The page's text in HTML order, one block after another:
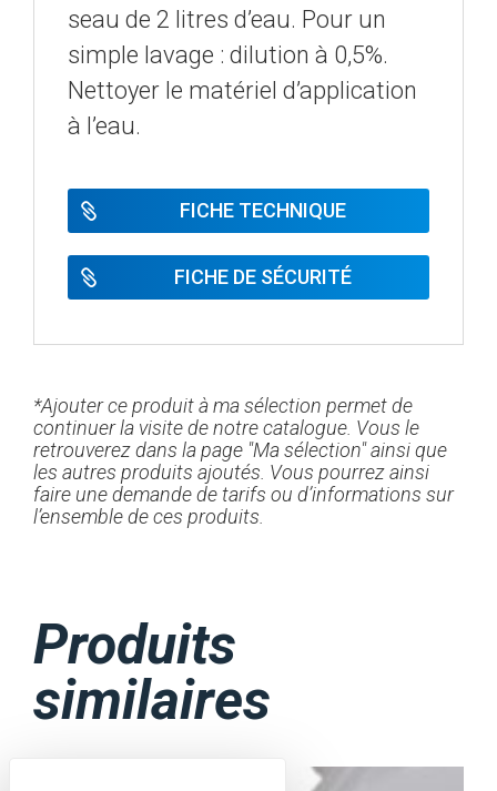
seau de 2 litres d’eau. Pour un
simple lavage : dilution à 0,5%.
Nettoyer le matériel d’application
à l’eau.
FICHE TECHNIQUE
FICHE DE SÉCURITÉ
*Ajouter ce produit à ma sélection permet de
continuer la visite de notre catalogue. Vous le
retrouverez dans la page "Ma sélection" ainsi que
les autres produits ajoutés. Vous pourrez ainsi
faire une demande de tarifs ou d’informations sur
l’ensemble de ces produits.
Produits
similaires